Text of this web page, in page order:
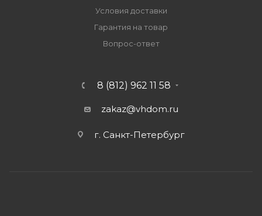
Условия доставки
Гарантия на товар
Вопрос-ответ
8 (812) 962 11 58
zakaz@vhdom.ru
г. Санкт-Петербург